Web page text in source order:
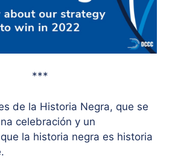
***
de la Historia Negra, que se
celebración y un
la historia negra es historia